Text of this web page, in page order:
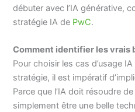
débuter avec l’IA générative,
stratégie IA de PwC.
Comment identifier les vrais
Pour choisir les cas d’usage
stratégie, il est impératif
Parce que l’IA doit résoudre
simplement être une belle